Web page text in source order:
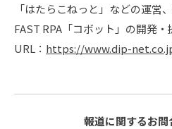
「はたらこねっと」などの運営
FAST RPA「コボット」の開発・
URL： https://www.dip-
報道に関するお問